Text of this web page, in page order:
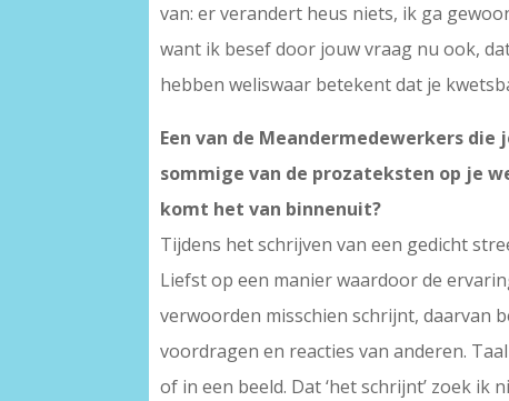
van: er verandert heus niets, ik ga
want ik besef door jouw vraag nu ook,
hebben weliswaar betekent dat je
Een van de Meandermedewerkers
sommige van de prozateksten op je
komt het van binnenuit?
Tijdens het schrijven van een gedicht
Liefst op een manier waardoor de
verwoorden misschien schrijnt, daarvan
voordragen en reacties van anderen.
of in een beeld. Dat ‘het schrijnt’ zoek ik